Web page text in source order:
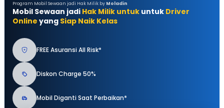
Program Mobil Sewaan jadi Hak Milik by Moladin
Mobil Sewaan jadi Hak Milik untuk untuk Driver
Online yang Siap Naik Kelas
FREE Asuransi All Risk*
Diskon Charge 50%
Mobil Diganti Saat Perbaikan*